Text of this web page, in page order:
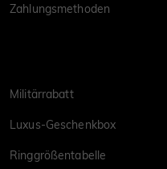
Zahlungsmethoden
Militärrabatt
Luxus-Geschenkbox
Ringgrößentabelle